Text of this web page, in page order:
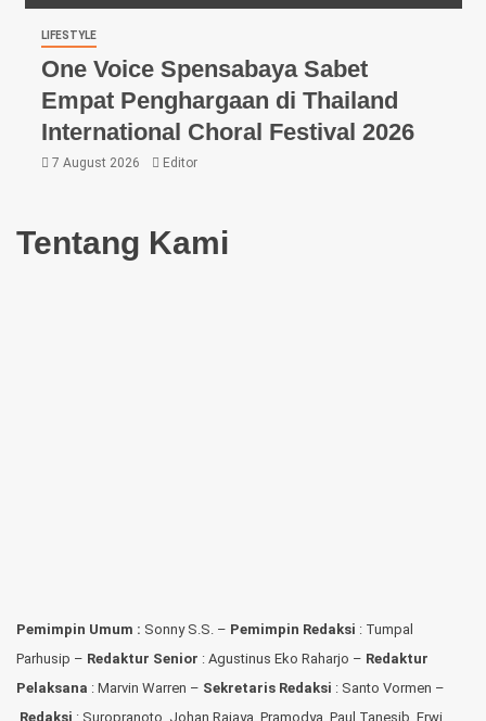
LIFESTYLE
One Voice Spensabaya Sabet
Empat Penghargaan di Thailand
International Choral Festival 2026
7 August 2026 Editor
Tentang Kami
Pemimpin Umum : Sonny S.S. – Pemimpin Redaksi : Tumpal
Parhusip – Redaktur Senior : Agustinus Eko Raharjo – Redaktur
Pelaksana : Marvin Warren – Sekretaris Redaksi : Santo Vormen –
Redaksi : Suropranoto, Johan Rajaya, Pramodya, Paul Tanesib, Erwi,